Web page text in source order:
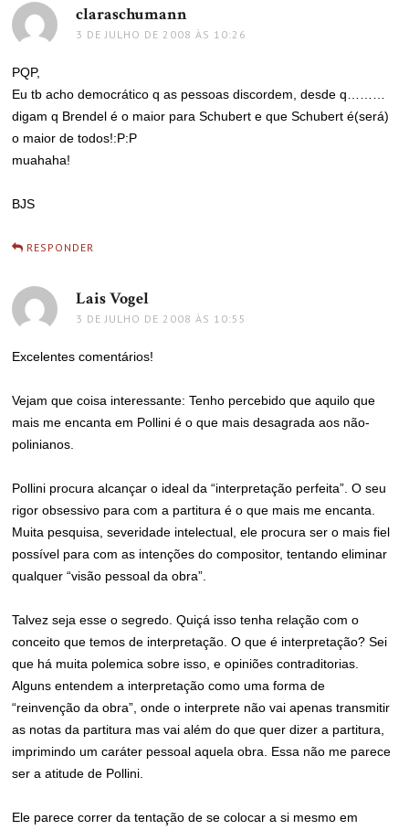
claraschumann
3 DE JULHO DE 2008 ÀS 10:26
PQP,
Eu tb acho democrático q as pessoas discordem, desde q………
digam q Brendel é o maior para Schubert e que Schubert é(será)
o maior de todos!:P:P
muahaha!
BJS
RESPONDER
Lais Vogel
3 DE JULHO DE 2008 ÀS 10:55
Excelentes comentários!
Vejam que coisa interessante: Tenho percebido que aquilo que
mais me encanta em Pollini é o que mais desagrada aos não-
polinianos.
Pollini procura alcançar o ideal da “interpretação perfeita”. O seu
rigor obsessivo para com a partitura é o que mais me encanta.
Muita pesquisa, severidade intelectual, ele procura ser o mais fiel
possível para com as intenções do compositor, tentando eliminar
qualquer “visão pessoal da obra”.
Talvez seja esse o segredo. Quiçá isso tenha relação com o
conceito que temos de interpretação. O que é interpretação? Sei
que há muita polemica sobre isso, e opiniões contraditorias.
Alguns entendem a interpretação como uma forma de
“reinvenção da obra”, onde o interprete não vai apenas transmitir
as notas da partitura mas vai além do que quer dizer a partitura,
imprimindo um caráter pessoal aquela obra. Essa não me parece
ser a atitude de Pollini.
Ele parece correr da tentação de se colocar a si mesmo em